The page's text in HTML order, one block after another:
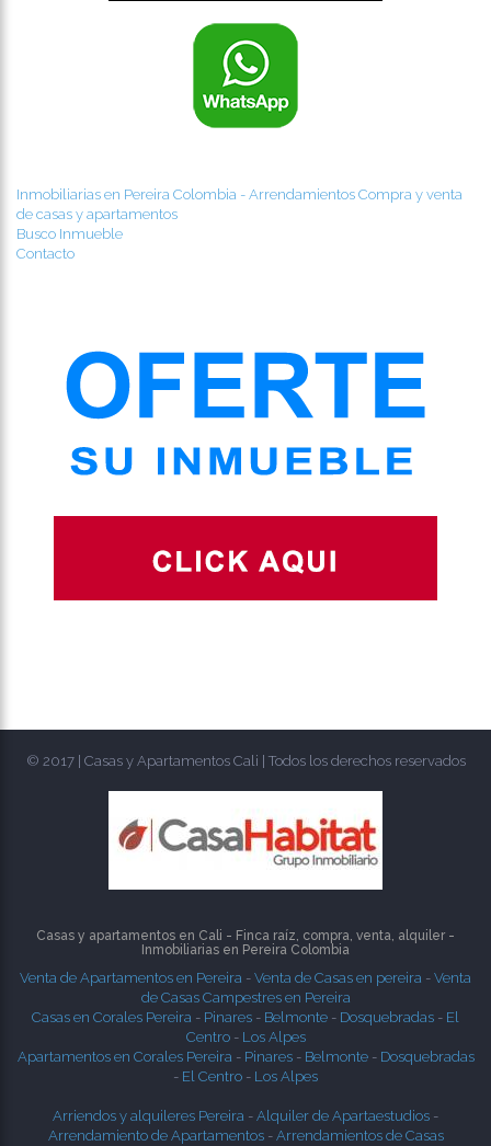
Inmobiliarias en Pereira Colombia - Arrendamientos Compra y venta
de casas y apartamentos
Busco Inmueble
Contacto
© 2017 | Casas y Apartamentos Cali | Todos los derechos reservados
Casas y apartamentos en Cali - Finca raíz, compra, venta, alquiler -
Inmobiliarias en Pereira Colombia
Venta de Apartamentos en Pereira - Venta de Casas en pereira - Venta
de Casas Campestres en Pereira
Casas en Corales Pereira - Pinares - Belmonte - Dosquebradas - El
Centro- Los Alpes
Apartamentos en Corales Pereira - Pinares- Belmonte- Dosquebradas
- El Centro - Los Alpes
Arriendos y alquileres Pereira - Alquiler de Apartaestudios -
Arrendamiento de Apartamentos- Arrendamientos de Casas